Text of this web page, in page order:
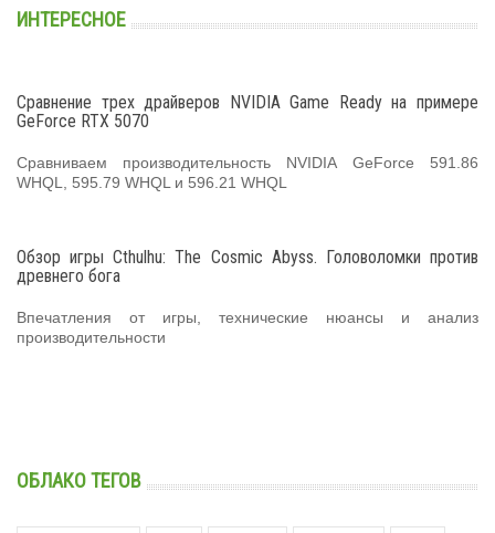
ИНТЕРЕСНОЕ
Сравнение трех драйверов NVIDIA Game Ready на примере
GeForce RTX 5070
Сравниваем производительность NVIDIA GeForce 591.86
WHQL, 595.79 WHQL и 596.21 WHQL
Обзор игры Cthulhu: The Cosmic Abyss. Головоломки против
древнего бога
Впечатления от игры, технические нюансы и анализ
производительности
ОБЛАКО ТЕГОВ